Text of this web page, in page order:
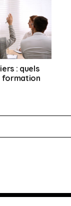
: quels
formation